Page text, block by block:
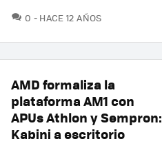
0 COMENTARIOS
HACE 12 AÑOS
AMD formaliza la
plataforma AM1 con
APUs Athlon y Sempron:
Kabini a escritorio